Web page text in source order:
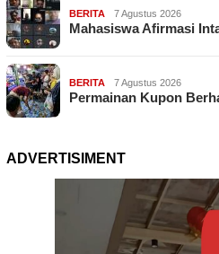
BERITA 7 Agustus 2026
Mahasiswa Afirmasi
BERITA 7 Agustus 2026
Permainan Kupon
ADVERTISIMENT